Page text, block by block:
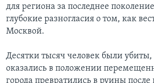
для региона за последнее
глубокие разногласия о том, как
Москвой.
Десятки тысяч человек были
оказались в положении
города превратились в руины